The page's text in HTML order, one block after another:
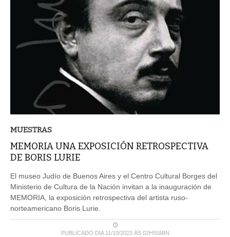
MUESTRAS
MEMORIA UNA EXPOSICIÓN RETROSPECTIVA
DE BORIS LURIE
El museo Judío de Buenos Aires y el Centro Cultural Borges del
Ministerio de Cultura de la Nación invitan a la inauguración de
MEMORIA, la exposición retrospectiva del artista ruso-
norteamericano Boris Lurie.
PUBLICADO DIA 11/10/2023 ÀS 02H55MIN